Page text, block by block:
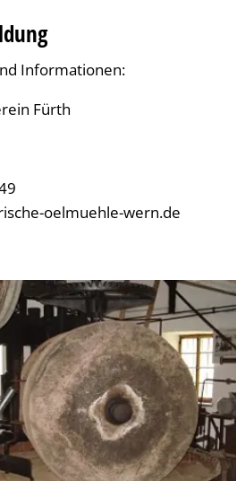
Informationen:
Fürth
oelmuehle-wern.de